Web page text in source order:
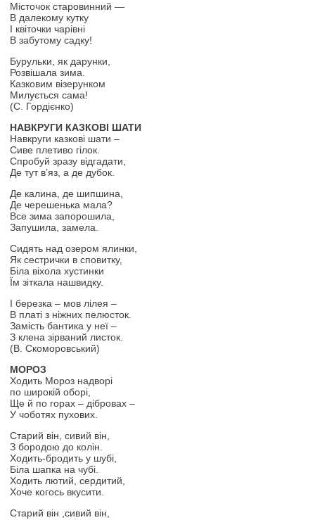
Місточок старовинний —
В далекому кутку
І квіточки чарівні
В забутому садку!
Бурульки, як дарунки,
Розвішала зима.
Казковим візерунком
Милується сама!
(С. Гордієнко)
НАВКРУГИ КАЗКОВІ ШАТИ
Навкруги казкові шати –
Сиве плетиво гілок.
Спробуй зразу відгадати,
Де тут в’яз, а де дубок.
Де калина, де шипшина,
Де черешенька мала?
Все зима запорошила,
Запушила, замела.
Сидять над озером ялинки,
Як сестрички в сповитку,
Біла віхола хустинки
Їм зіткала нашвидку.
І березка – мов лілея –
В платі з ніжних пелюсток.
Замість бантика у неї –
З клена зірваний листок.
(В. Скоморовський)
МОРОЗ
Ходить Мороз надворі
по широкій оборі,
Ще й по горах – дібровах –
У чоботях пухових.
Старий він, сивий він,
З бородою до колін.
Ходить-бродить у шубі,
Біла шапка на чубі.
Ходить лютий, сердитий,
Хоче когось вкусити.
Старий він ,сивий він,